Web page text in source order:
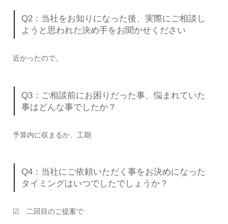
Q2：当社をお知りになった後、実際にご相談し
ようと思われた決め手をお聞かせください
近かったので。
Q3：ご相談前にお困りだった事、悩まれていた
事はどんな事でしたか？
予算内に収まるか、工期
Q4：当社にご依頼いただく事をお決めになった
タイミングはいつでしたでしょうか？
☑ 二回目のご提案で